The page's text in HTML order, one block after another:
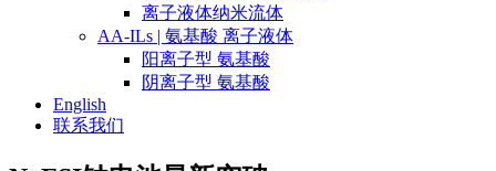
离子液体纳米流体
AA-ILs | 氨基酸 离子液体
阳离子型 氨基酸
阴离子型 氨基酸
English
联系我们